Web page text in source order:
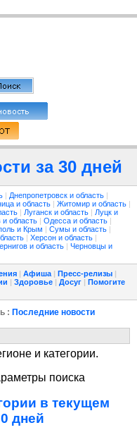
за 30 дней
| Днепропетровск и область |
и область | Житомир и область |
| Луганск и область | Луцк и
область | Одесса и область |
и Крым | Сумы и область |
| Херсон и область |
и область | Черновцы и
| Афиша | Пресс-релизы |
| Здоровье | Досуг | Помогите
: Последние новости
и категории.
поиска
в текущем
дней